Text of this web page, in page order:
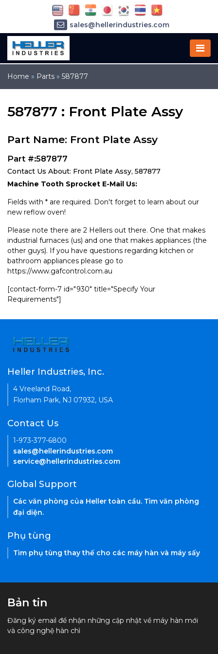
Home » Parts » 587877
587877 : Front Plate Assy
Part Name: Front Plate Assy
Part #:587877
Contact Us About: Front Plate Assy, 587877
Machine Tooth Sprocket E-Mail Us:
Fields with * are required. Don't forget to learn about our
new reflow oven!
Please note there are 2 Hellers out there. One that makes
industrial furnaces (us) and one that makes appliances (the
other guys). If you have questions regarding kitchen or
bathroom appliances please go to
https://www.gafcontrol.com.au
[contact-form-7 id="930" title="Specify Your
Requirements"]
sales@hellerindustries.com
service@hellerindustries.com
Heller Industries, Inc.
4 Vreeland Road,
Florham Park, NJ 07932, USA
Contact Us
1-973-377-6800
sales@hellerindustries.com
service@hellerindustries.com
Global Support
Các văn phòng của Heller toàn cầu. Tìm văn phòng
đại diện.
Phụ tùng
Tìm phụ tùng thay thế cho các máy hàn và máy sấy
Bản tin
Đăng ký email để nhận những cập nhật về máy hàn mới
và công nghệ hàn chì